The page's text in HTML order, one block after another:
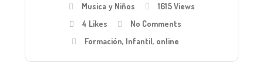
Musica y Niños
1615 Views
4 Likes
No Comments
Formación, Infantil, online